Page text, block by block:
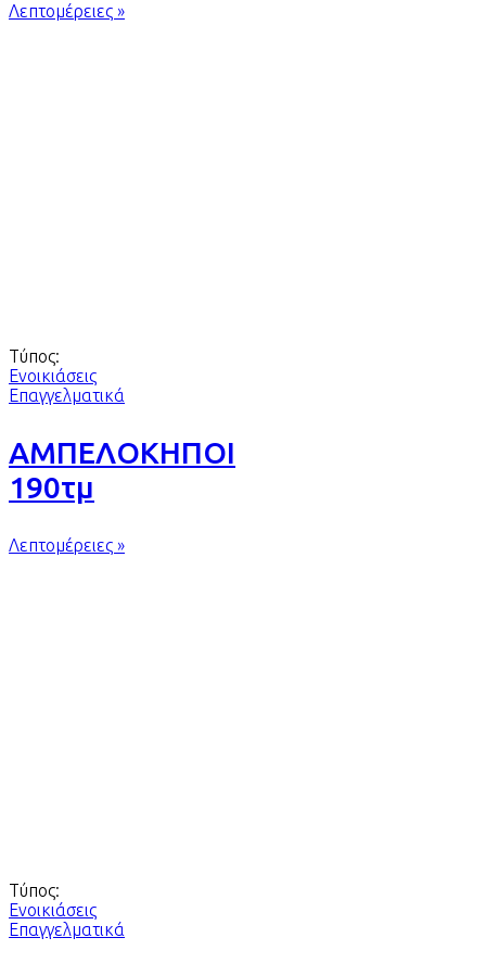
Λεπτομέρειες »
Τύπος:
Ενοικιάσεις
Επαγγελματικά
ΑΜΠΕΛΟΚΗΠΟΙ
190τμ
Λεπτομέρειες »
Τύπος:
Ενοικιάσεις
Επαγγελματικά